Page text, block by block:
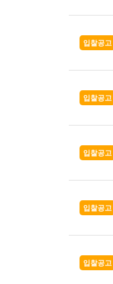
입찰공고
입찰공고
입찰공고
입찰공고
입찰공고